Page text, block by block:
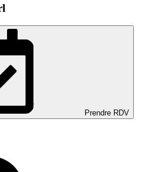
Prendre RDV